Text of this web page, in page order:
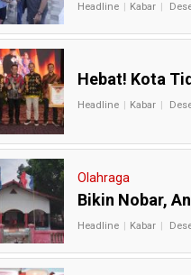
Headline Kabar
Hebat! Kota
Headline Kabar
Olahraga
Bikin Nobar,
Headline Kabar